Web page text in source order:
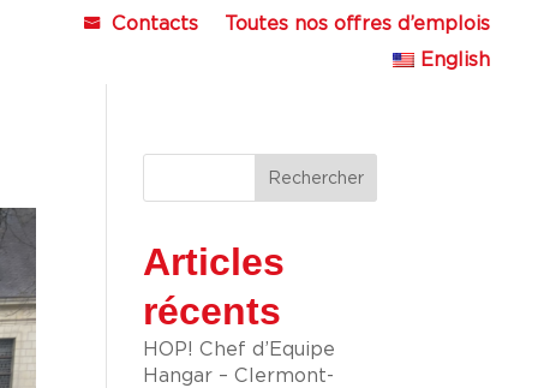
Contacts
Toutes nos offres d’emplois
English
Rechercher
Articles
récents
HOP! Chef d’Equipe
Hangar – Clermont-